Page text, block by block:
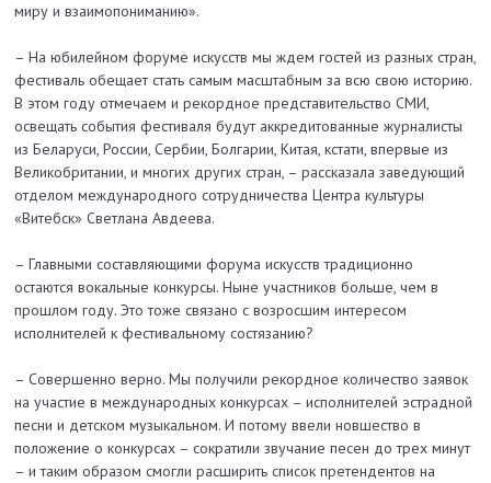
миру и взаимопониманию».
– На юбилейном форуме искусств мы ждем гостей из разных стран,
фестиваль обещает стать самым масштабным за всю свою историю.
В этом году отмечаем и рекордное представительство СМИ,
освещать события фестиваля будут аккредитованные журналисты
из Беларуси, России, Сербии, Болгарии, Китая, кстати, впервые из
Великобритании, и многих других стран, – рассказала заведующий
отделом международного сотрудничества Центра культуры
«Витебск» Светлана Авдеева.
– Главными составляющими форума искусств традиционно
остаются вокальные конкурсы. Ныне участников больше, чем в
прошлом году. Это тоже связано с возросшим интересом
исполнителей к фестивальному состязанию?
– Совершенно верно. Мы получили рекордное количество заявок
на участие в международных конкурсах – исполнителей эстрадной
песни и детском музыкальном. И потому ввели новшество в
положение о конкурсах – сократили звучание песен до трех минут
– и таким образом смогли расширить список претендентов на